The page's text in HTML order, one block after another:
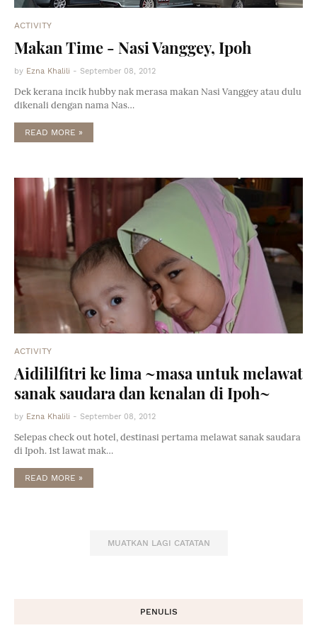
ACTIVITY
Makan Time - Nasi Vanggey, Ipoh
by Ezna Khalili - September 08, 2012
Dek kerana incik hubby nak merasa makan Nasi Vanggey atau dulu
dikenali dengan nama Nas…
READ MORE »
ACTIVITY
Aidililfitri ke lima ~masa untuk melawat
sanak saudara dan kenalan di Ipoh~
by Ezna Khalili - September 08, 2012
Selepas check out hotel, destinasi pertama melawat sanak saudara
di Ipoh. 1st lawat mak…
READ MORE »
MUATKAN LAGI CATATAN
PENULIS